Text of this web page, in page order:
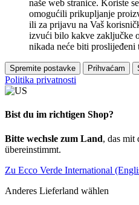
naše web stranice. Koriste
omogućili prikupljanje
ili za prijavu na Vaš
izvući bilo kakve zaključke
nikada neće biti proslijeđeni
Spremite postavke Prihvaćam
Politika privatnosti
Bist du im richtigen Shop?
Bitte wechsle zum Land, das mit
übereinstimmt.
Zu Ecco Verde International
Anderes Lieferland wählen